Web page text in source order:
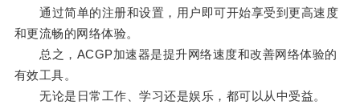
通过简单的注册和设置，用户即可开始享受到更高速度
和更流畅的网络体验。
总之，ACGP加速器是提升网络速度和改善网络体验的
有效工具。
无论是日常工作、学习还是娱乐，都可以从中受益。